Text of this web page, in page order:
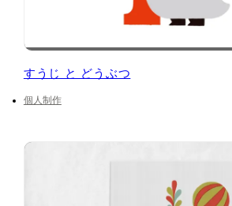
すうじ と どうぶつ
個人制作